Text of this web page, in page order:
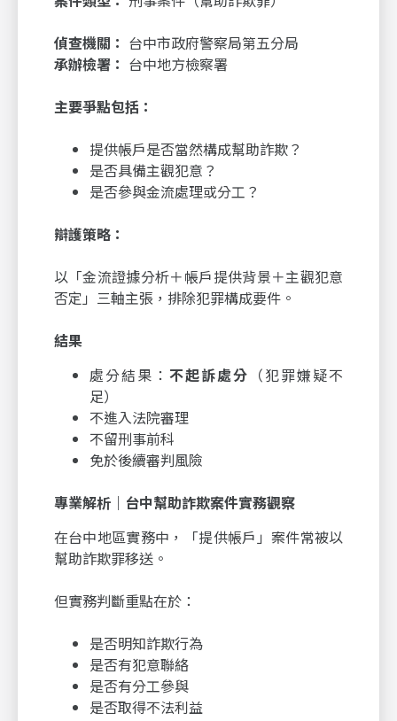
偵查機關： 台中市政府警察局第五分局
承辦檢署： 台中地方檢察署
主要爭點包括：
提供帳戶是否當然構成幫助詐欺？
是否具備主觀犯意？
是否參與金流處理或分工？
辯護策略：
以「金流證據分析＋帳戶提供背景＋主觀犯意
否定」三軸主張，排除犯罪構成要件。
結果
處分結果： 不起訴處分 （犯罪嫌疑不
足）
不進入法院審理
不留刑事前科
免於後續審判風險
專業解析｜台中幫助詐欺案件實務觀察
在台中地區實務中，「提供帳戶」案件常被以
幫助詐欺罪移送。
但實務判斷重點在於：
是否明知詐欺行為
是否有犯意聯絡
是否有分工參與
是否取得不法利益